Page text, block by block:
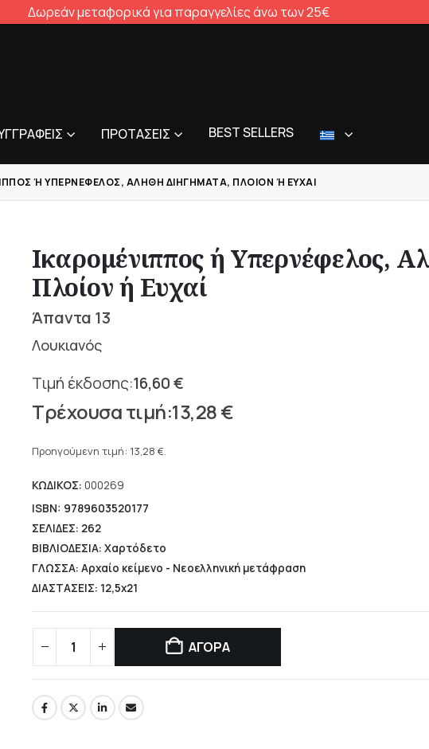
Δωρεάν μεταφορικά για παραγγελίες άνω των 25€
ΠΡΟΤΆΣΕΙΣ BEST SELLERS
Ή ΥΠΕΡΝΈΦΕΛΟΣ, ΑΛΗΘΉ ΔΙΗΓΉΜΑΤΑ, ΠΛΟΊΟΝ Ή ΕΥΧΑΊ
Ικαρομένιππος ή Υπερνέφελος,
Πλοίον ή Ευχαί
Άπαντα 13
Λουκιανός
16,60€
Original
price
was:
16,60 €.
13,28€
τρέχουσα
είναι:
13,28 €.
Προηγούμενη τιμή: 13,28 €.
ΚΩΔΙΚΟΣ: 000269
ISBN: 9789603520177
ΣΕΛΙΔΕΣ: 262
ΒΙΒΛΙΟΔΕΣΙΑ: Χαρτόδετο
ΓΛΩΣΣΑ: Αρχαίο κείμενο - Νεοελληνική μετάφραση
ΔΙΑΣΤΑΣΕΙΣ: 12,5x21
ΑΓΟΡΑ